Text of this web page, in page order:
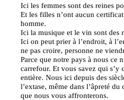
Ici les femmes sont des reines
Et les filles n’ont aucun
homme.
Ici la musique et le vin sont des
Ici on peut prier à l’endroit, à
ne pas croire, personne ne
Parce que notre pays à nous ce
carrefour. Et vous savez qui s’y
entière. Nous ici depuis des
l’extase, même dans l’âpreté du
que nous vous affronterons.